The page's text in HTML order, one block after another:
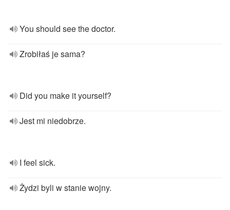
You should see the doctor.
Zrobiłaś je sama?
Did you make it yourself?
Jest mi niedobrze.
I feel sick.
Żydzi byli w stanie wojny.